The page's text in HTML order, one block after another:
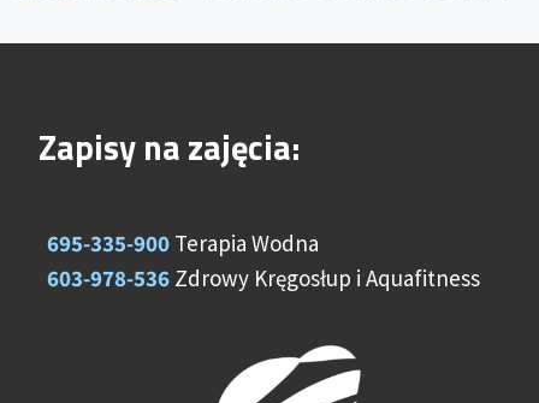
Zapisy na zajęcia:
695-335-900 Terapia Wodna
603-978-536 Zdrowy Kręgosłup i Aquafitness